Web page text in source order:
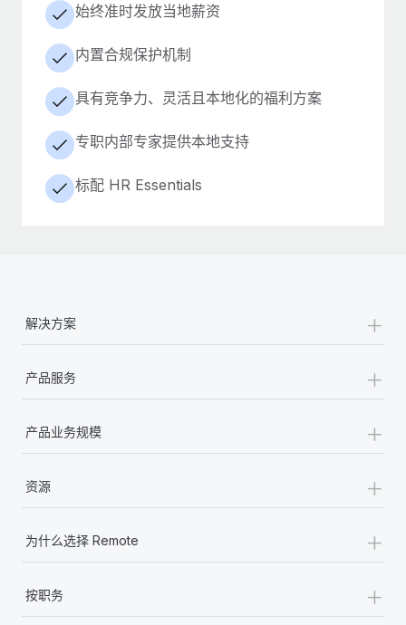
始终准时发放当地薪资
内置合规保护机制
具有竞争力、灵活且本地化的福利方案
专职内部专家提供本地支持
标配 HR Essentials
解决方案 +
产品服务 +
产品业务规模 +
资源 +
为什么选择 Remote +
按职务 +